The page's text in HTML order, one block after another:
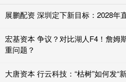
展鹏配资 深圳定下新目标：2028年
宏基资本 争议？对比湖人F4！詹姆
重问题？
大唐资本 行云科技：“枯树”如何发“